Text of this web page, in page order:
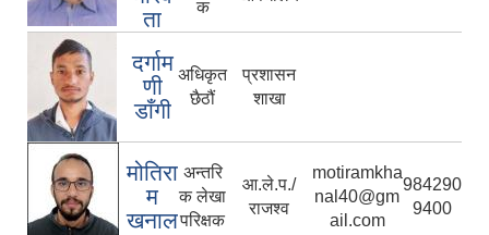
ता
क
दर्गाम
णी
डाँगी
अधिकृत
छैठौं
प्रशासन
शाखा
मोतिरा
म
खनाल
अन्तरि
क लेखा
परिक्षक
आ.ले.प./
राजश्व
motiramkha
nal40@gm
ail.com
984290
9400